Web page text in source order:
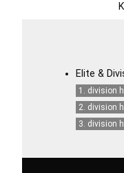
Elite &
1. division
2. division
3. division